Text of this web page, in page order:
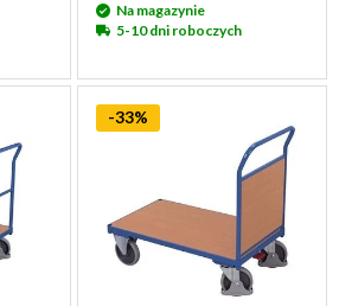
Na magazynie
5-10 dni roboczych
-33%